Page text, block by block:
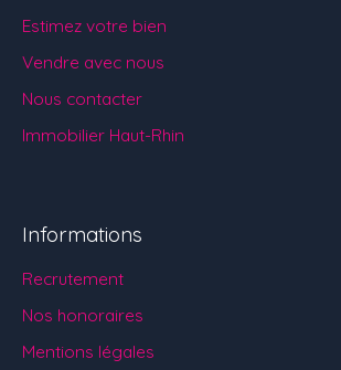
Estimez votre bien
Vendre avec nous
Nous contacter
Immobilier Haut-Rhin
Informations
Recrutement
Nos honoraires
Mentions légales